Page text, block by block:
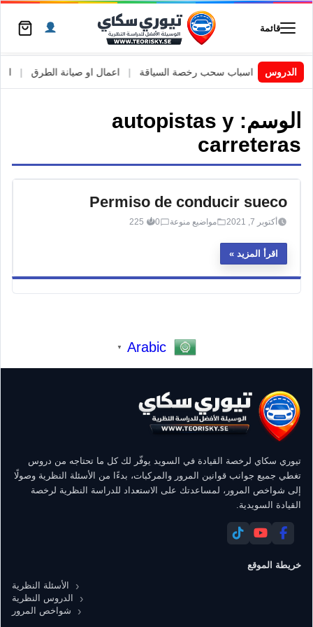
قائمة
الدروسالسويد | اسباب سحب رخصة السياقة اعمال او صيانة الطرق
الوسم: autopistas y
carreteras
Permiso de conducir sueco
أكتوبر 7, 2021 مواضيع منوعة 0
225
اقرأ المزيد
Arabic
▼
تيوري سكاي لرخصة القيادة في السويد يوفّر لك كل ما تحتاجه من دروس
تغطي جميع جوانب قوانين المرور والمركبات، بدءًا من الأسئلة النظرية وصولًا
إلى شواخص المرور، لمساعدتك على الاستعداد للدراسة النظرية لرخصة
القيادة السويدية.
خريطة الموقع
الأسئلة النظرية
الدروس النظرية
شواخص المرور